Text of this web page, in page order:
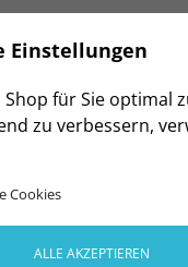
Einstellungen
für Sie optimal
zu verbessern,
Cookies
ALLE AKZEPTIEREN
ARTIKELDETAILS
Baumwolle, 6%
weißer Polyester-
Klasse I